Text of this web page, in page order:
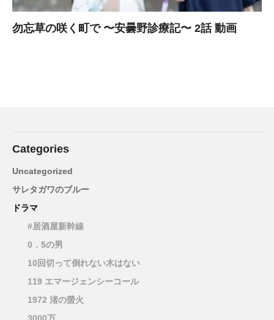
勿忘草の咲く町で 〜安曇野診療記〜 2話 動画
Categories
Uncategorized
サレタガワのブルー
ドラマ
#居酒屋新幹線
0．5の男
10回切って倒れない木はない
119 エマージェンシーコール
1972 渚の螢火